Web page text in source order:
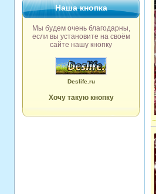
Наша кнопка
Мы будем очень благодарны,
если вы установите на своём
сайте нашу кнопку
Deslife.ru
Хочу такую кнопку